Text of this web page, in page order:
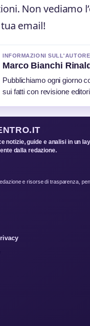
Non vediamo
email!
INFORMAZIONI SULL'AUTORE
Marco Bianchi
Pubblichiamo ogni giorno
sui fatti con revisione
notizie, guide e analisi in un
dalla redazione.
e risorse di trasparenza,